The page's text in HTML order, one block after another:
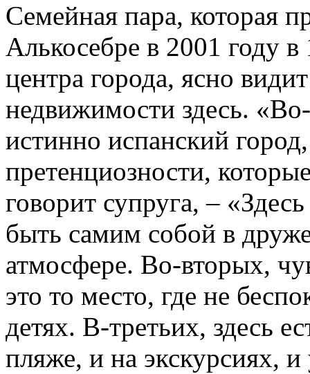
Семейная пара, которая
Алькосебре в 2001 году
центра города, ясно
недвижимости здесь.
истинно испанский
претенциозности,
говорит супруга, –
быть самим собой в
атмосфере. Во-вторых,
это то место, где не
детях. В-третьих, здесь
пляже, и на экскурсиях,